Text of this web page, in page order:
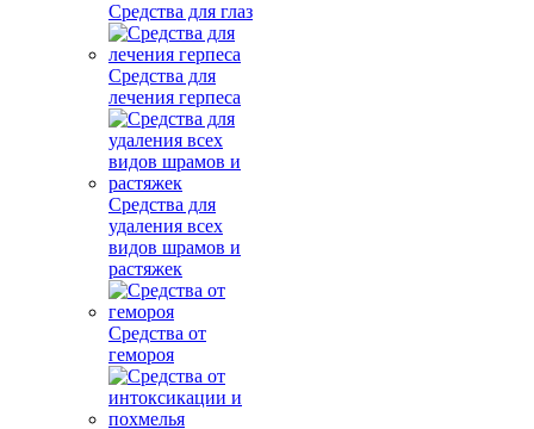
Средства для глаз
Средства для
лечения герпеса
Средства для
удаления всех
видов шрамов и
растяжек
Средства от
гемороя